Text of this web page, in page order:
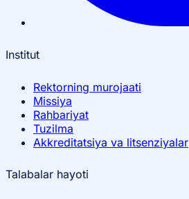
Institut
Rektorning murojaati
Missiya
Rahbariyat
Tuzilma
Akkreditatsiya va litsenziyalar
Talabalar hayoti